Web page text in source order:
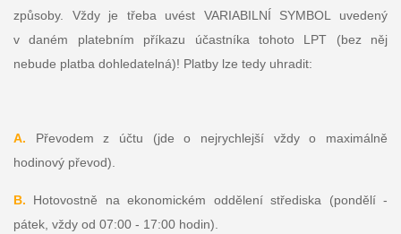
způsoby. Vždy je třeba uvést VARIABILNÍ SYMBOL uvedený
v daném platebním příkazu účastníka tohoto LPT (bez něj
nebude platba dohledatelná)! Platby lze tedy uhradit:
A. Převodem z účtu (jde o nejrychlejší vždy o maximálně
hodinový převod).
B. Hotovostně na ekonomickém oddělení střediska (pondělí -
pátek, vždy od 07:00 - 17:00 hodin).